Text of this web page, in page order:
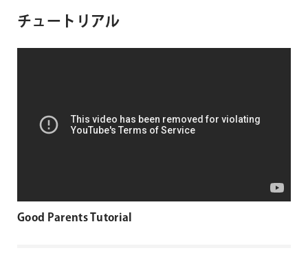
チュートリアル
Good Parents Tutorial